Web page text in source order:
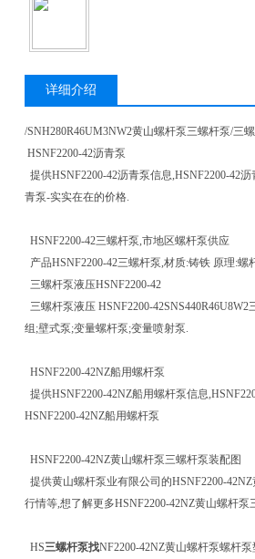
详细介绍
/SNH280R46UM3NW2黄山螺杆泵三螺杆泵/三
HSNF2200-42沥青泵
提供HSNF2200-42沥青泵信息,HSNF2200-42
青泵-实实在在的价格.
HSNF2200-42三螺杆泵,市地区螺杆泵供应
产品HSNF2200-42三螺杆泵,材质:铸铁 原理:螺
三螺杆泵液压HSNF2200-42
三螺杆泵液压 HSNF2200-
组;壁式泵;变量螺杆泵;变量喷射泵.
HSNF2200-42NZ船用螺杆泵
提供HSNF2200-42NZ船用螺杆泵信息
HSNF2200-42NZ船用螺杆泵
HSNF2200-42NZ黄山螺杆泵三螺杆泵装配图
提供黄山螺杆泵业有限公司的HSNF2200-
行情等,想了解更多HSNF2200-42NZ黄山螺杆泵
HS三螺杆泵找NF2200-42NZ黄山螺杆泵螺杆